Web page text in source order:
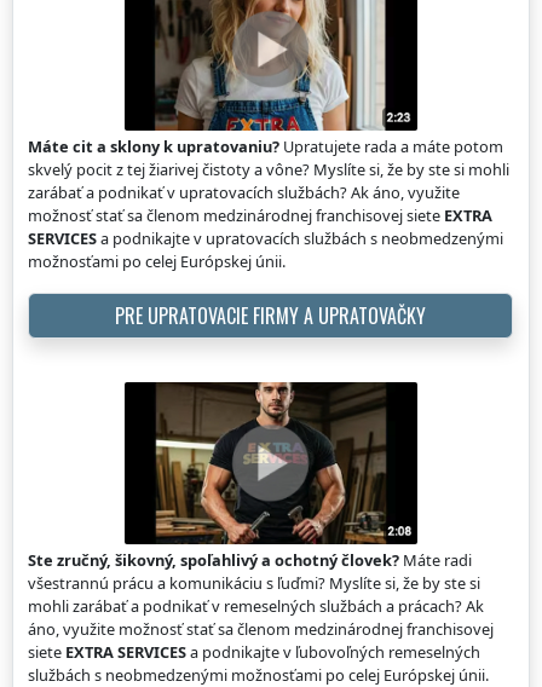
Máte cit a sklony k upratovaniu? Upratujete rada a máte potom
skvelý pocit z tej žiarivej čistoty a vône? Myslíte si, že by ste si mohli
zarábať a podnikať v upratovacích službách? Ak áno, využite
možnosť stať sa členom medzinárodnej franchisovej siete EXTRA
SERVICESa podnikajte v upratovacích službách s neobmedzenými
možnosťami po celej Európskej únii.
PRE UPRATOVACIE FIRMY A UPRATOVAČKY
Ste zručný, šikovný, spoľahlivý a ochotný človek? Máte radi
všestrannú prácu a komunikáciu s ľuďmi? Myslíte si, že by ste si
mohli zarábať a podnikať v remeselných službách a prácach? Ak
áno, využite možnosť stať sa členom medzinárodnej franchisovej
siete EXTRA SERVICESa podnikajte v ľubovoľných remeselných
službách s neobmedzenými možnosťami po celej Európskej únii.